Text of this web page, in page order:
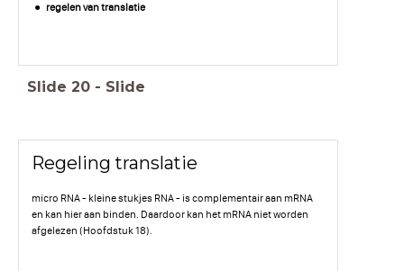
regelen van translatie
Slide 20 - Slide
Regeling translatie
micro RNA - kleine stukjes RNA - is complementair aan mRNA
en kan hier aan binden. Daardoor kan het mRNA niet worden
afgelezen (Hoofdstuk 18).